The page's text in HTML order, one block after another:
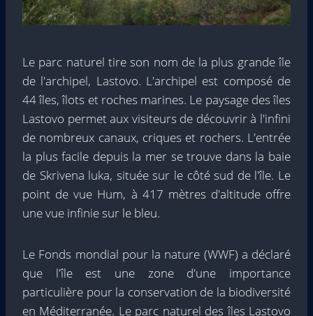
Le parc naturel tire son nom de la plus grande île
de l'archipel, Lastovo. L'archipel est composé de
44 îles, îlots et roches marines. Le paysage des îles
Lastovo permet aux visiteurs de découvrir à l'infini
de nombreux canaux, criques et rochers. L'entrée
la plus facile depuis la mer se trouve dans la baie
de Skrivena luka, située sur le côté sud de l'île. Le
point de vue Hum, à 417 mètres d'altitude offre
une vue infinie sur le bleu.
Le Fonds mondial pour la nature (WWF) a déclaré
que l'île est une zone d'une importance
particulière pour la conservation de la biodiversité
en Méditerranée. Le parc naturel des îles Lastovo